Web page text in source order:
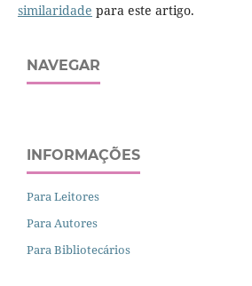
similaridade para este artigo.
NAVEGAR
INFORMAÇÕES
Para Leitores
Para Autores
Para Bibliotecários